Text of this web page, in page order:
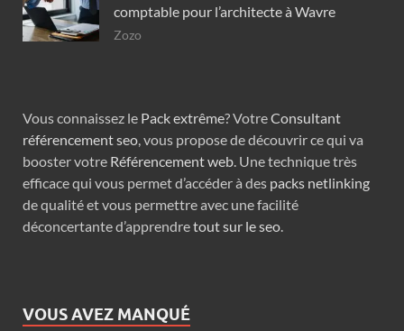
comptable pour l’architecte à Wavre
Zozo
Vous connaissez le Pack extrême? VotreConsultant
référencement seo, vous propose de découvrir ce qui va
booster votre Référencement web. Une technique très
efficace qui vous permet d’accéder à des packs netlinking
de qualité et vous permettre avec une facilité
déconcertante d’apprendretout sur le seo.
VOUS AVEZ MANQUÉ